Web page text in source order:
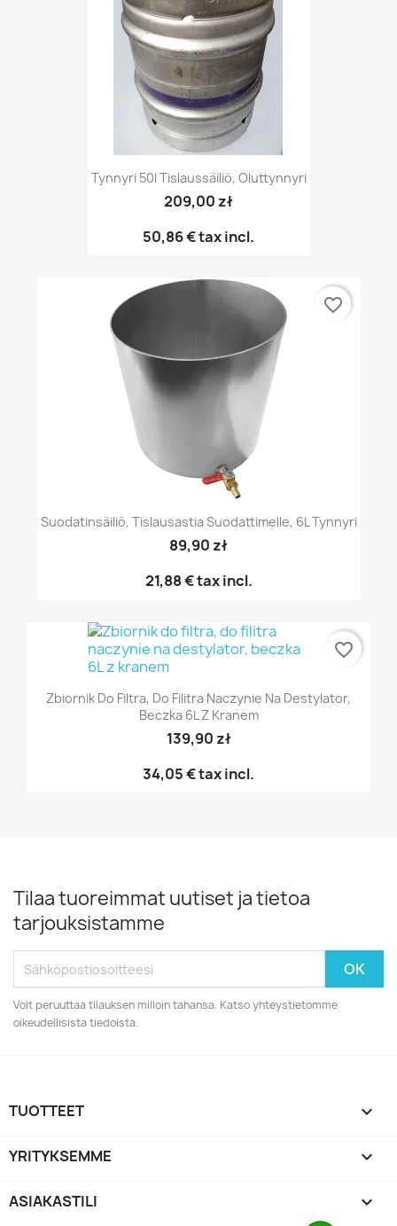
Tynnyri 50l Tislaussäiliö, Oluttynnyri
209,00 zł
50,86 €tax incl.
Suodatinsäiliö, Tislausastia Suodattimelle, 6L Tynnyri
89,90 zł
21,88 €tax incl.
favorite_border
Zbiornik Do Filtra, Do Filitra Naczynie Na Destylator,
Beczka 6L Z Kranem
139,90 zł
34,05 €tax incl.
favorite_border
Tilaa tuoreimmat uutiset ja tietoa
tarjouksistamme
Voit peruuttaa tilauksen milloin tahansa. Katso yhteystietomme
oikeudellisista tiedoista.
TUOTTEET 
YRITYKSEMME 
ASIAKASTILI 